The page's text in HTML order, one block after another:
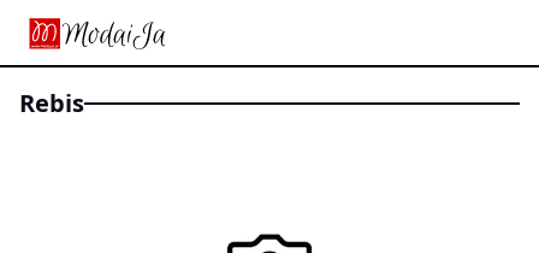
Rebis